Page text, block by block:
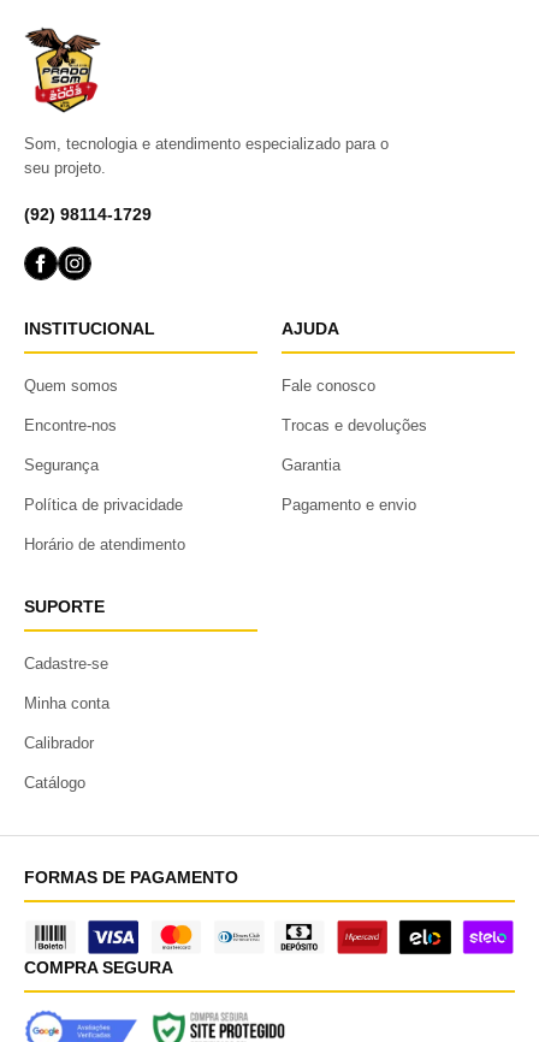
Som, tecnologia e atendimento especializado para o
seu projeto.
(92) 98114-1729
INSTITUCIONAL
Quem somos
Encontre-nos
Segurança
Política de privacidade
Horário de atendimento
AJUDA
Fale conosco
Trocas e devoluções
Garantia
Pagamento e envio
SUPORTE
Cadastre-se
Minha conta
Calibrador
Catálogo
FORMAS DE PAGAMENTO
COMPRA SEGURA